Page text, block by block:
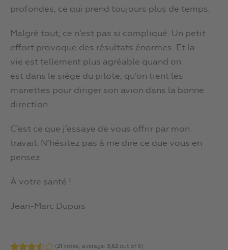
profondes, ce qui prend toujours plus de temps.
Malgré tout, ce n’est pas si compliqué. Un petit
effort provoque des résultats énormes. Et la
vie est tellement plus agréable quand on
est dans le siège du pilote, qu’on tient les
manettes pour diriger son avion dans la bonne
direction.
C’est ce que j’essaye de vous offrir par mon
travail. N’hésitez pas à me dire ce que vous en
pensez.
À votre santé !
Jean-Marc Dupuis
(21 votes, average: 3,62 out of 5)